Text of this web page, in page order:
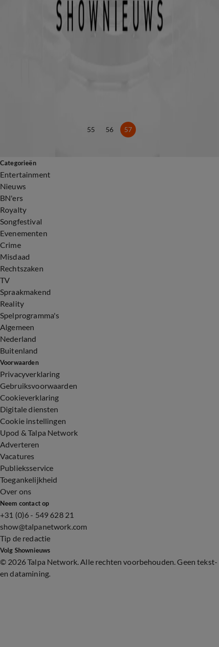
Zo zag je Maxima's zusje nog nooit
18 jan 2017, 19:20
Geheime route Koningsdag van Oranjes uitgelekt?
55 56 57
Categorieën
Entertainment
Nieuws
BN'ers
Royalty
Songfestival
Evenementen
Crime
Misdaad
Rechtszaken
TV
Spraakmakend
Reality
Spelprogramma's
Algemeen
Nederland
Buitenland
Voorwaarden
Privacyverklaring
Gebruiksvoorwaarden
Cookieverklaring
Digitale diensten
Cookie instellingen
Upod & Talpa Network
Adverteren
Vacatures
Publieksservice
Toegankelijkheid
Over ons
Neem contact op
+31 (0)6 - 549 628 21
show@talpanetwork.com
Tip de redactie
Volg Shownieuws
© 2026 Talpa Network. Alle rechten voorbehouden. Geen tekst-
en datamining.